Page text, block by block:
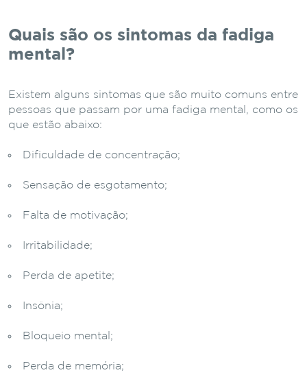
Quais são os sintomas da fadiga
mental?
Existem alguns sintomas que são muito comuns entre
pessoas que passam por uma fadiga mental, como os
que estão abaixo:
Dificuldade de concentração;
Sensação de esgotamento;
Falta de motivação;
Irritabilidade;
Perda de apetite;
Insônia;
Bloqueio mental;
Perda de memória;